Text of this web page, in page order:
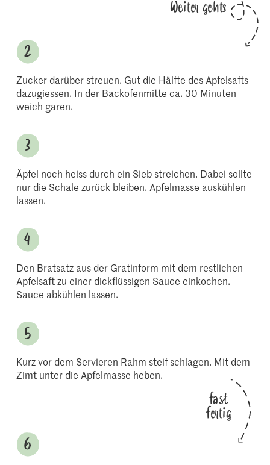
Weiter gehts
Zucker darüber streuen. Gut die Hälfte des Apfelsafts
dazugiessen. In der Backofenmitte ca. 30 Minuten
weich garen.
Äpfel noch heiss durch ein Sieb streichen. Dabei sollte
nur die Schale zurück bleiben. Apfelmasse auskühlen
lassen.
Den Bratsatz aus der Gratinform mit dem restlichen
Apfelsaft zu einer dickflüssigen Sauce einkochen.
Sauce abkühlen lassen.
Kurz vor dem Servieren Rahm steif schlagen. Mit dem
Zimt unter die Apfelmasse heben.
fast
fertig